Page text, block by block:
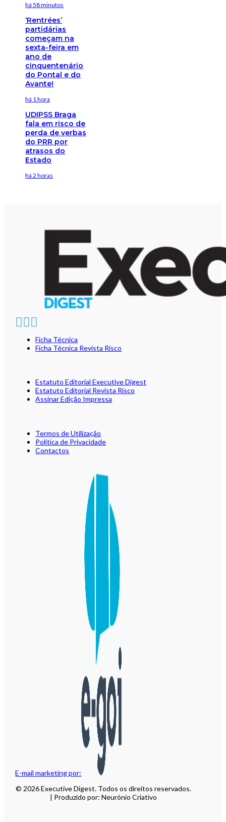
há 58 minutos
‘Rentrées’
partidárias
começam na
sexta-feira em
ano de
cinquentenário
do Pontal e do
Avante!
há 1 hora
UDIPSS Braga
fala em risco de
perda de verbas
do PRR por
atrasos do
Estado
há 2 horas
E-mail marketing por:
Ficha Técnica
Ficha Técnica Revista Risco
Estatuto Editorial Executive Digest
Estatuto Editorial Revista Risco
Assinar Edição Impressa
Termos de Utilização
Política de Privacidade
Contactos
© 2026 Executive Digest. Todos os direitos reservados.
| Produzido por: Neurónio Criativo